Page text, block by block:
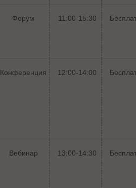
Форум 11:00-15:30
Конференция 12:00-14:00
Вебинар 13:00-14:30